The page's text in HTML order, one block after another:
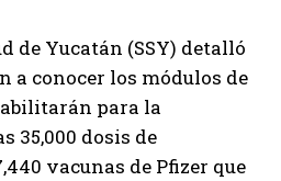
de Yucatán (SSY) detalló
a conocer los módulos de
para la
35,000 dosis de
vacunas de Pfizer que